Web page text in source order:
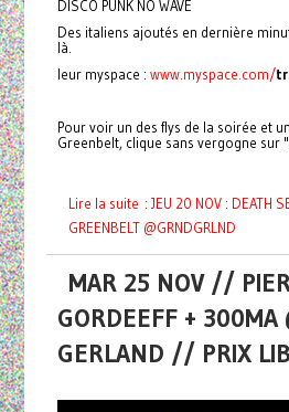
DISCO PUNK NO WAVE
Des italiens ajoutés en dernière
là.
leur myspace : www.myspace.com/
Pour voir un des flys de la soirée et
Greenbelt, clique sans vergogne sur
Lire la suite : JEU 20 NOV : DEATH
GREENBELT @GRNDGRLND
MAR 25 NOV //
GORDEEFF + 300MA
GERLAND // PRIX